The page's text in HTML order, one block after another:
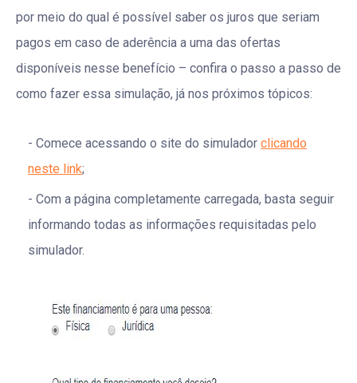
por meio do qual é possível saber os juros que seriam
pagos em caso de aderência a uma das ofertas
disponíveis nesse benefício – confira o passo a passo de
como fazer essa simulação, já nos próximos tópicos:
Comece acessando o site do simulador clicando
neste link;
Com a página completamente carregada, basta seguir
informando todas as informações requisitadas pelo
simulador.